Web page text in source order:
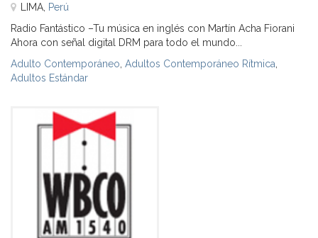
LIMA, Perú
Radio Fantástico –Tu música en inglés con Martín Acha Fiorani
Ahora con señal digital DRM para todo el mundo...
Adulto Contemporáneo Adultos Contemporáneo Rítmica
Adultos Estándar